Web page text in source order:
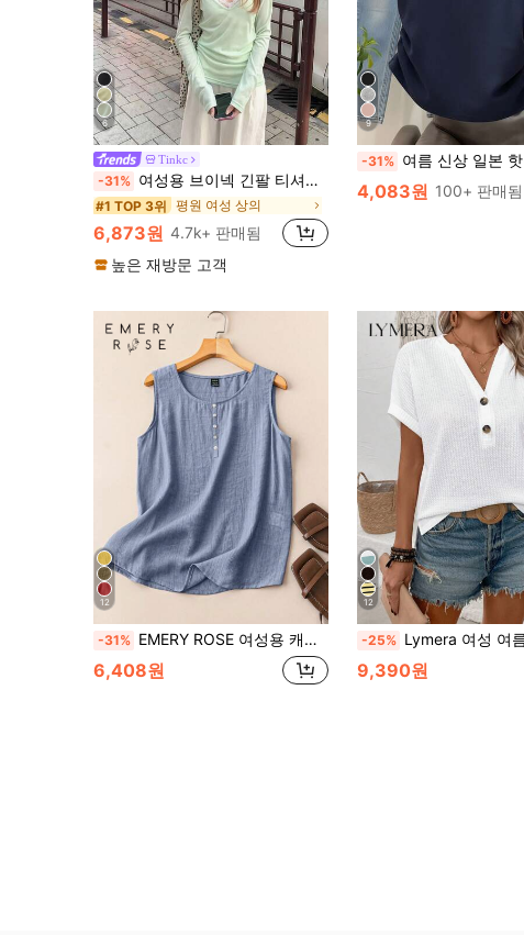
6
Tinkc
-31% 여성용 브이넥 긴팔 티셔츠, 다용도 자외선 차단 레이어링 탑, 봄/여름, UPF 50+
#1 TOP 3위 평원 여성 상의
6,873원 4.7k+ 판매됨
높은 재방문 고객
9
-31% 여름 신상 일본 핫걸 스타일 그레이 비대칭 숄더 티셔츠 걸 사이드 웨스트 주름 셔
4,083원 100+ 판매됨
12
-31% EMERY ROSE 여성용 캐주얼 솔리드 컬러 여름 상의
6,408원
12
-25% Lymera 여성 여름 노치드 브이넥 버튼
9,390원